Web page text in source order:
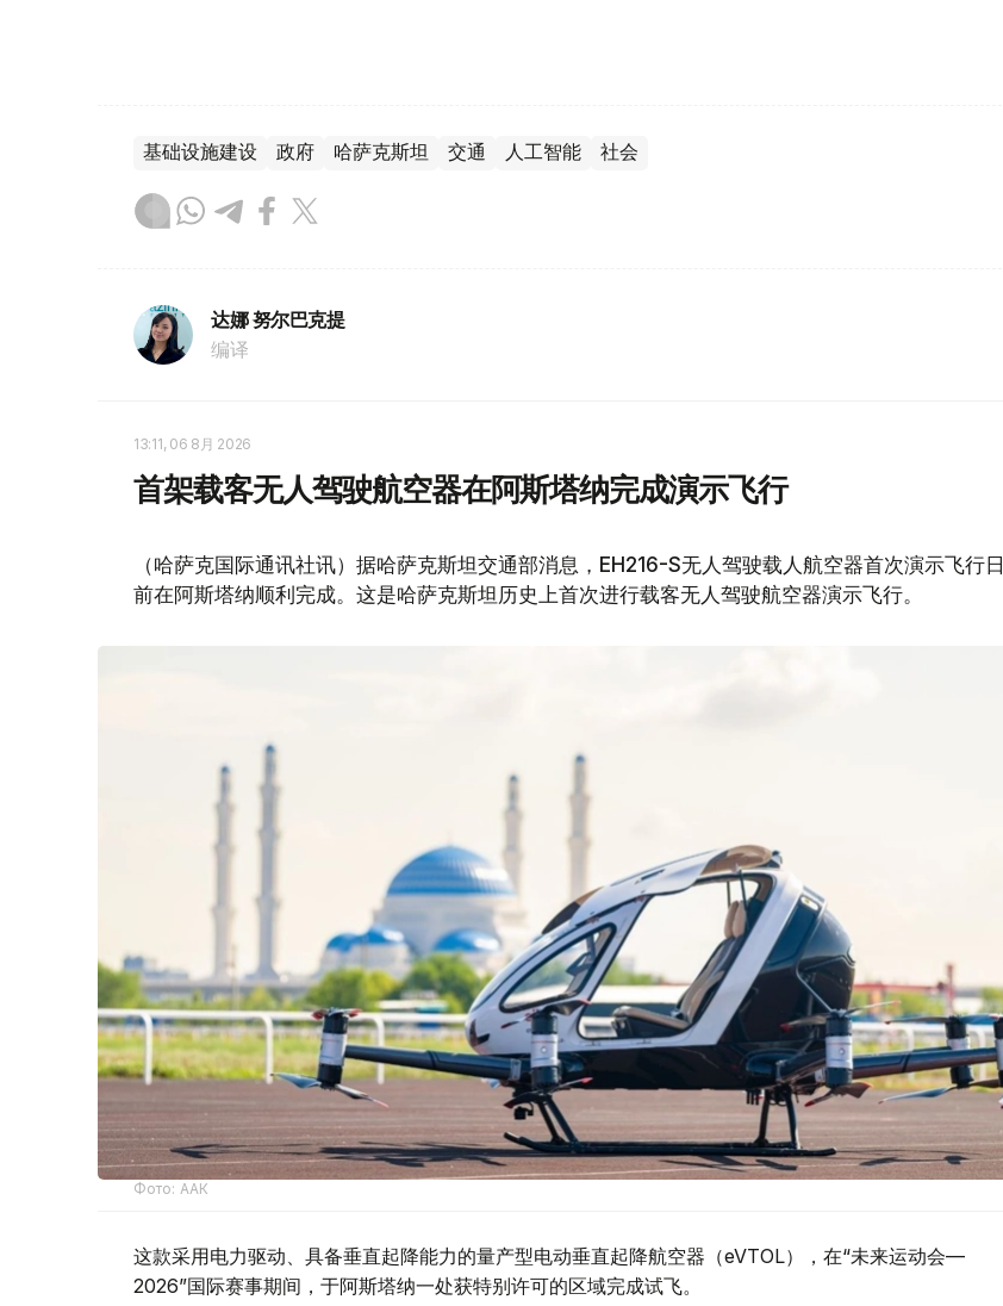
基础设施建设 政府 哈萨克斯坦 交通 人工智能 社会
达娜 努尔巴克提
编译
13:11, 06 8月 2026
首架载客无人驾驶航空器在阿斯塔纳完成演示飞行
（哈萨克国际通讯社讯）据哈萨克斯坦交通部消息，EH216-S无人驾驶载人航空器首次演示飞行日
前在阿斯塔纳顺利完成。这是哈萨克斯坦历史上首次进行载客无人驾驶航空器演示飞行。
Фото: ААК
这款采用电力驱动、具备垂直起降能力的量产型电动垂直起降航空器（eVTOL），在“未来运动会—
2026”国际赛事期间，于阿斯塔纳一处获特别许可的区域完成试飞。